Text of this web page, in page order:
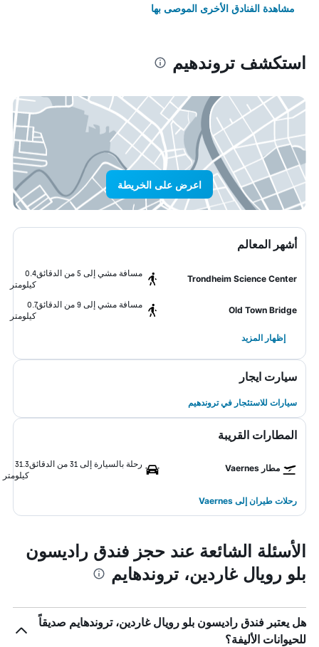
مشاهدة الفنادق الأخرى الموصى بها
استكشف تروندهيم
اعرض على الخريطة
أشهر المعالم
Trondheim Science Center
مسافة مشي إلى 5 من الدقائق
0.4
كيلومتر
Old Town Bridge
مسافة مشي إلى 9 من الدقائق
0.7
كيلومتر
إظهار المزيد
سيارت ايجار
سيارات للاستئجار في تروندهيم
المطارات القريبة
مطار Vaernes رحلة بالسيارة إلى 31 من الدقائق
31.3
كيلومتر
رحلات طيران إلى Vaernes
الأسئلة الشائعة عند حجز فندق راديسون
بلو رويال غاردين، تروندهايم
هل يعتبر فندق راديسون بلو رويال غاردين، تروندهايم صديقاً
للحيوانات الأليفة؟